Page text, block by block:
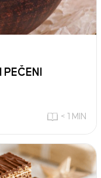
< 1 MIN